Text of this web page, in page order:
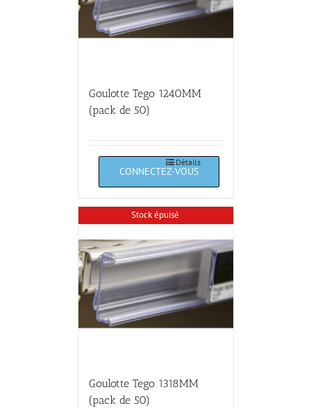
Goulotte Tego 1240MM
(pack de 50)
Détails
Stock épuisé
Goulotte Tego 1318MM
(pack de 50)